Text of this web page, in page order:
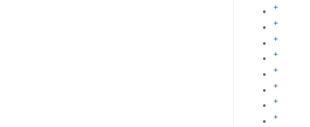
+
+
+
+
+
+
+
+